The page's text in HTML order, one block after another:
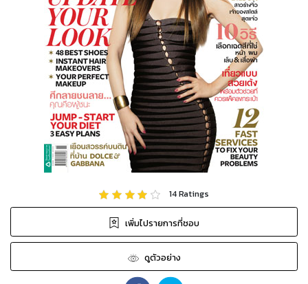
14Ratings
เพิ่มไปรายการที่ชอบ
ดูตัวอย่าง